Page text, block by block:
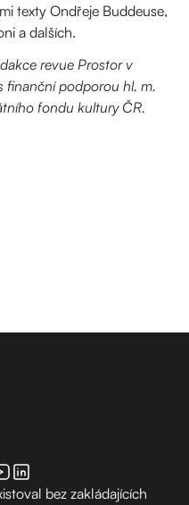
texty Ondřeje Buddeuse,
a dalších.
revue Prostor v
finanční podporou hl. m.
fondu kultury ČR.
bez zakládajících